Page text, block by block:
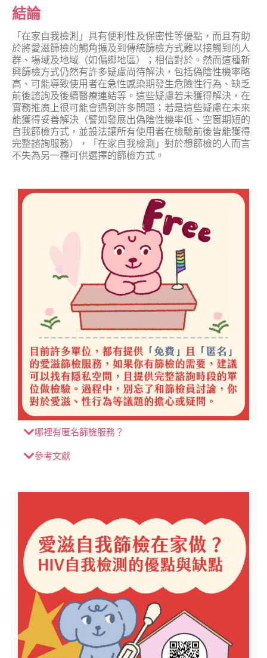
結論
「在家自我檢測」具有便利性及保密性等優點，而且有助
於將愛滋篩檢的觸角擴及到傳統篩檢方式難以接觸到的人
群、場域及地域（如偏鄉地區）；相信對於。然而這種新
興篩檢方式仍然有許多疑慮尚待解決，包括偽陰性機率略
高、可能導致使用者在急性感染期發生危險性行為、缺乏
前後諮詢及後續醫療連結等。這些疑慮若未獲得解決，在
實務推廣上很可能會遇到許多問題；若是這些疑慮在未來
能獲得妥善解決（譬如發展出偽陰性機率低、空窗期短的
自我篩檢方式，並設法讓所有使用者在檢驗前後皆能獲得
完整諮詢服務），「在家自我檢測」對於想篩檢的人而言
不失為另一種可供選擇的篩檢方式。
哪裡有匿名篩檢服務？
參考文獻